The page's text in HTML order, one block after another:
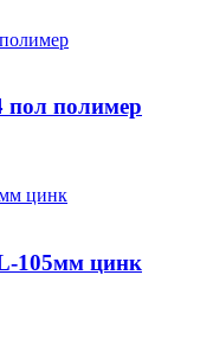
пол полимер
105мм цинк